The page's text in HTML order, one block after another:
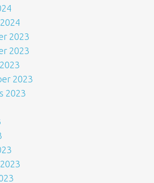
2023
2023
2023
2023